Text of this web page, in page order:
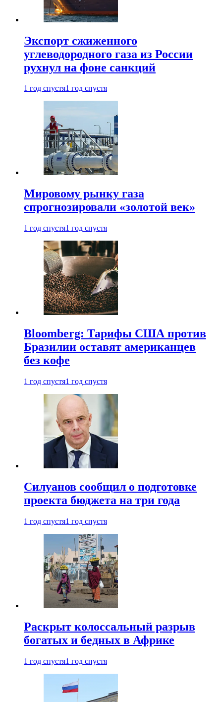
Экспорт сжиженного
углеводородного газа из России
рухнул на фоне санкций
1 год спустя1 год спустя
Мировому рынку газа
спрогнозировали «золотой век»
1 год спустя1 год спустя
Bloomberg: Тарифы США против
Бразилии оставят американцев
без кофе
1 год спустя1 год спустя
Силуанов сообщил о подготовке
проекта бюджета на три года
1 год спустя1 год спустя
Раскрыт колоссальный разрыв
богатых и бедных в Африке
1 год спустя1 год спустя